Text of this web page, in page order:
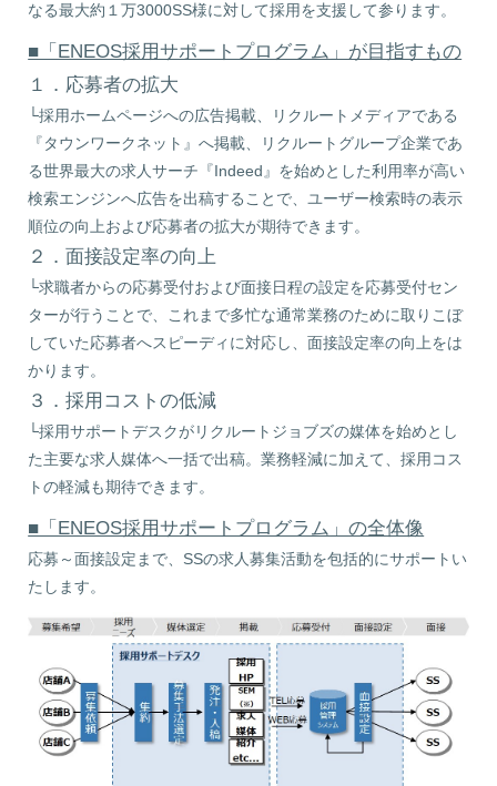
なる最大約１万3000SS様に対して採用を支援して参ります。
■「ENEOS採用サポートプログラム」が目指すもの
１．応募者の拡大
└採用ホームページへの広告掲載、リクルートメディアである
『タウンワークネット』へ掲載、リクルートグループ企業であ
る世界最大の求人サーチ『Indeed』を始めとした利用率が高い
検索エンジンへ広告を出稿することで、ユーザー検索時の表示
順位の向上および応募者の拡大が期待できます。
２．面接設定率の向上
└求職者からの応募受付および面接日程の設定を応募受付セン
ターが行うことで、これまで多忙な通常業務のために取りこぼ
していた応募者へスピーディに対応し、面接設定率の向上をは
かります。
３．採用コストの低減
└採用サポートデスクがリクルートジョブズの媒体を始めとし
た主要な求人媒体へ一括で出稿。業務軽減に加えて、採用コス
トの軽減も期待できます。
■「ENEOS採用サポートプログラム」の全体像
応募～面接設定まで、SSの求人募集活動を包括的にサポートい
たします。